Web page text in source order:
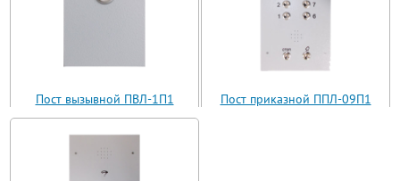
Пост вызывной ПВЛ-1П1
(ВП11-1)
Пост приказной ППЛ-09П1